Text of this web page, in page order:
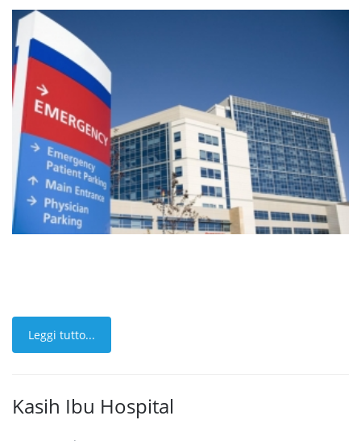
Leggi tutto...
Kasih Ibu Hospital